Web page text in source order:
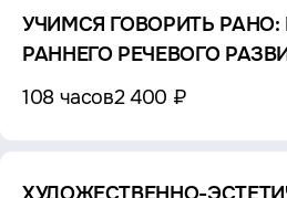
УЧИМСЯ ГОВОРИТЬ
РАННЕГО РЕЧЕВОГО
108 часов2 400 ₽